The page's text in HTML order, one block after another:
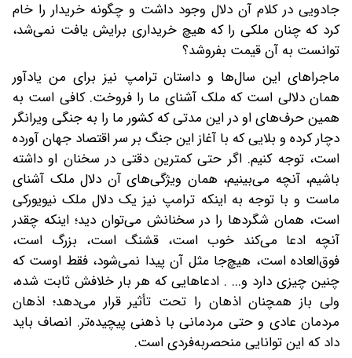
جادویی در کلام آن دلال وجود داشت و چگونه خریدار را خام
کرد که چنان ملکی را که هیچ خریداری برایش یافت نمی‌شد،
توانست به آن قیمت بفروشد؟
ماجراهای این سال‌ها و داستان ترامپ نیز برای من یادآور
همان دلالی است که ملک آشنای ما را فروخت. کافی است به
همین حرف‌های او در این مدتی که کشور ما را به جنگی ویرانگر
دچار کرده و بلایی که با آغاز این جنگ بر سر اقتصاد جهان آورده
است، توجه کنیم. اگر حتی کمترین دقتی در سخنان او داشته
باشیم، آنچه می‌بینیم، همان ویژگی‌های آن دلال ملک آشنای
ماست و با توجه به اینکه ترامپ نیز یک دلال ملک نیویورکی
است، همان شگردها را در سخنانش می‌توان دید؛ اینکه چقدر
آنچه ادعا می‌کند خوب است، قشنگ است، بزرگ است،
فوق‌العاده است، هیچ‌جا مثل آن پیدا نمی‌شود، فقط اوست که
چنین چیزی دارد و...‌ . ادعاهایی که هر بار خلافش ثابت شده،
ولی باز همچنان اذهان را تحت تأثیر قرار می‌دهد؛ اذهان
مردمان عادی و حتی مردمانی با ذهنی پیچیده‌تر. انصاف باید
داد که این توانایی منحصر‌به‌فردی است.